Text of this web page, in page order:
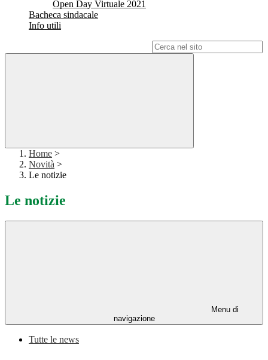
Open Day Virtuale 2021
Bacheca sindacale
Info utili
Home >
Novità >
Le notizie
Le notizie
Menu di
navigazione
Tutte le news